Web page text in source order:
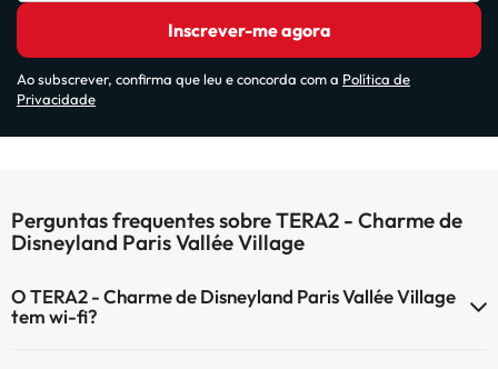
Inscrever-me agora
Ao subscrever, confirma que leu e concorda com a Política de
Privacidade
Perguntas frequentes sobre TERA2 - Charme de
Disneyland Paris Vallée Village
O TERA2 - Charme de Disneyland Paris Vallée Village
tem wi-fi?